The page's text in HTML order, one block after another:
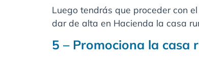
Luego tendrás que proceder con
dar de alta en Hacienda la casa
5 – Promociona la casa